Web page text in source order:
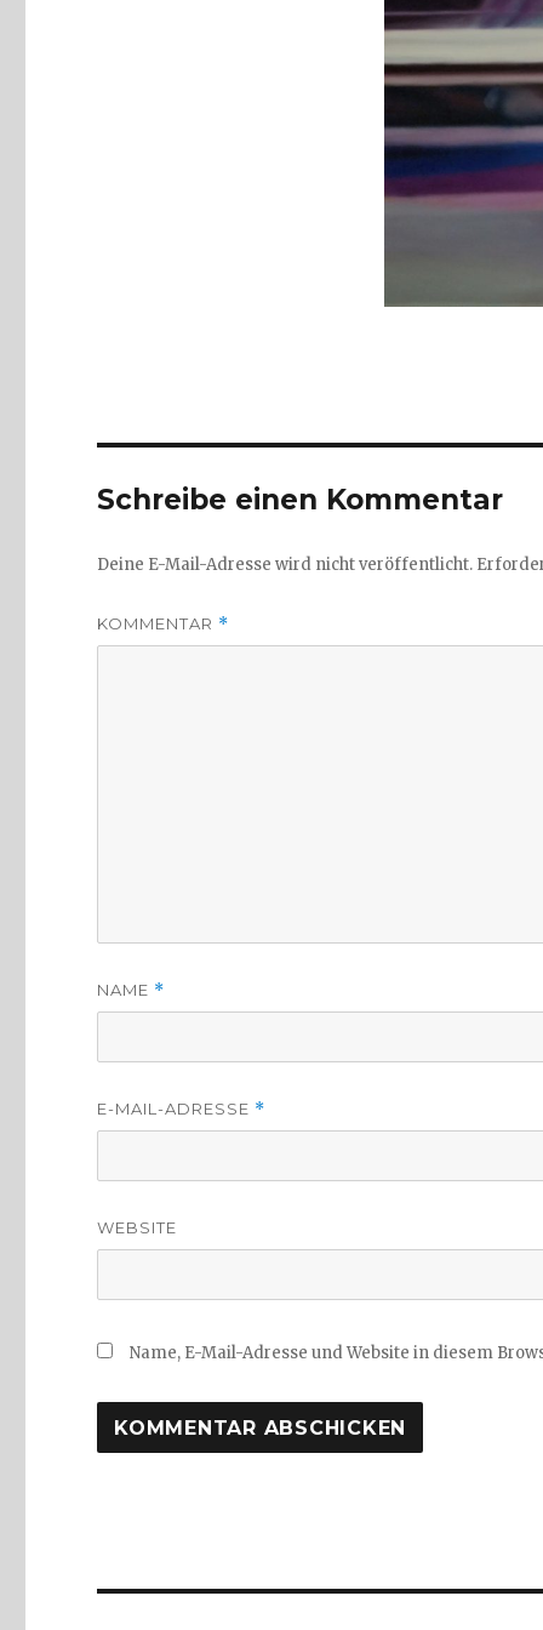
Schreibe einen Kommentar
Deine E-Mail-Adresse wird nicht veröffentlicht.
KOMMENTAR *
NAME *
E-MAIL-ADRESSE *
WEBSITE
Name, E-Mail-Adresse und Website in diesem